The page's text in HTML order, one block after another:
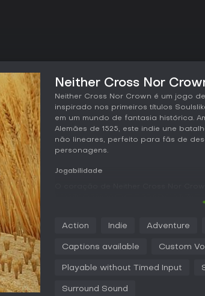
Neither Cross Nor
Neither Cross Nor Crown é um jogo
inspirado nos primeiros títulos
em um mundo de fantasia histórica.
Alemães de 1525, este indie une
não lineares, perfeito para fãs de
personagens.
Jogabilidade
navegação completa por cinco
personagem. O sistema acomoda
Action Indie Adventure
Captions available Custom
Playable without Timed Input
Surround Sound